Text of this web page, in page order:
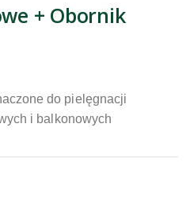
+ Obornik
do pielęgnacji
i balkonowych